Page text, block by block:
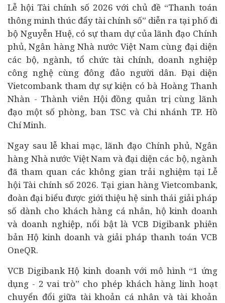
Lễ hội Tài chính số 2026 với chủ đề “Thanh toán
thông minh thúc đẩy tài chính số” diễn ra tại phố đi
bộ Nguyễn Huệ, có sự tham dự của lãnh đạo Chính
phủ, Ngân hàng Nhà nước Việt Nam cùng đại diện
các bộ, ngành, tổ chức tài chính, doanh nghiệp
công nghệ cùng đông đảo người dân. Đại diện
Vietcombank tham dự sự kiện có bà Hoàng Thanh
Nhàn - Thành viên Hội đồng quản trị cùng lãnh
đạo một số phòng, ban TSC và Chi nhánh TP. Hồ
Chí Minh.
Ngay sau lễ khai mạc, lãnh đạo Chính phủ, Ngân
hàng Nhà nước Việt Nam và đại diện các bộ, ngành
đã tham quan các không gian trải nghiệm tại Lễ
hội Tài chính số 2026. Tại gian hàng Vietcombank,
đoàn đại biểu được giới thiệu hệ sinh thái giải pháp
số dành cho khách hàng cá nhân, hộ kinh doanh
và doanh nghiệp, nổi bật là VCB Digibank phiên
bản Hộ kinh doanh và giải pháp thanh toán VCB
OneQR.
VCB Digibank Hộ kinh doanh với mô hình “1 ứng
dụng - 2 vai trò” cho phép khách hàng linh hoạt
chuyển đổi giữa tài khoản cá nhân và tài khoản